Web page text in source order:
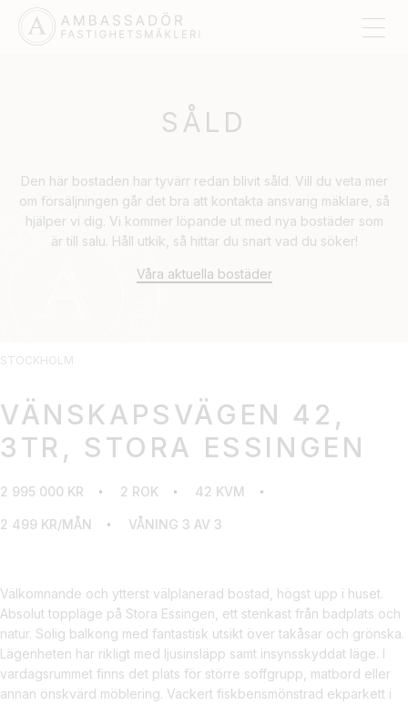
SÅLD
Den här bostaden har tyvärr redan blivit såld. Vill du veta mer
om försäljningen går det bra att kontakta ansvarig mäklare, så
hjälper vi dig. Vi kommer löpande ut med nya bostäder som
är till salu. Håll utkik, så hittar du snart vad du söker!
Våra aktuella bostäder
STOCKHOLM
VÄNSKAPSVÄGEN 42,
3TR, STORA ESSINGEN
2 995 000 KR 2 ROK 42 KVM
2 499 KR/MÅN VÅNING 3 AV 3
Välkomnande och ytterst välplanerad bostad, högst upp i huset.
Absolut toppläge på Stora Essingen, ett stenkast från badplats och
natur. Solig balkong med fantastisk utsikt över takåsar och grönska.
Lägenheten har rikligt med ljusinsläpp samt insynsskyddat läge. I
vardagsrummet finns det plats för större soffgrupp, matbord eller
annan önskvärd möblering. Vackert fiskbensmönstrad ekparkett i